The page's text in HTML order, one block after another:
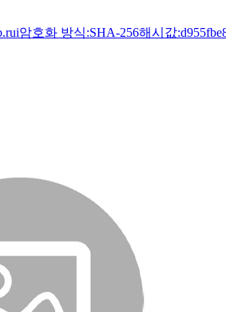
암호화 방식:SHA-256해시값